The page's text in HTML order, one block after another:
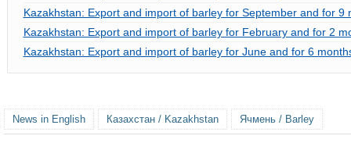
Kazakhstan: Export and import of barley for September and for 9
Kazakhstan: Export and import of barley for February and for 2
Kazakhstan: Export and import of barley for June and for 6
News in English Казахстан / Kazakhstan Ячмень / Barley